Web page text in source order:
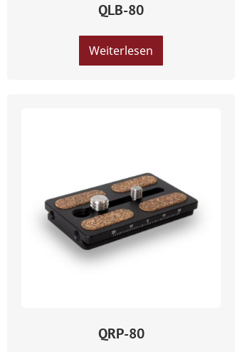
QLB-80
Weiterlesen
QRP-80